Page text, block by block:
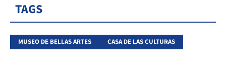
TAGS
MUSEO DE BELLAS ARTES CASA DE LAS CULTURAS